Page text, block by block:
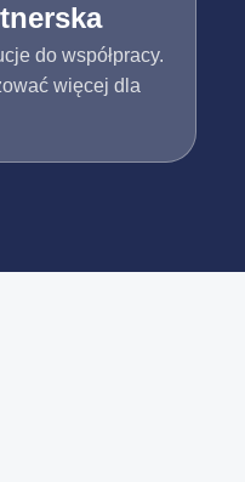
do współpracy.
więcej dla